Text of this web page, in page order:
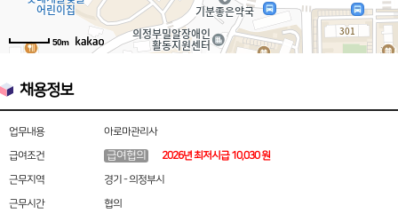
50m
채용정보
업무내용
아로마관리사
급여조건
급여협의
2026년 최저시급 10,030 원
근무지역
경기 - 의정부시
근무시간
협의